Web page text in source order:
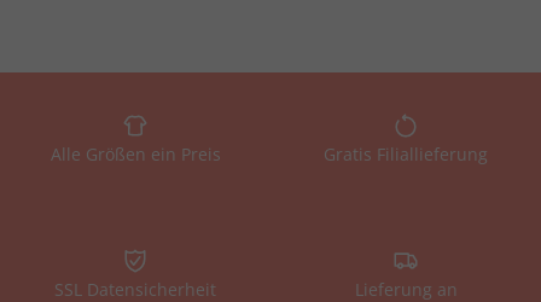
Alle Größen ein Preis Gratis Filiallieferung
SSL Datensicherheit
Lieferung an